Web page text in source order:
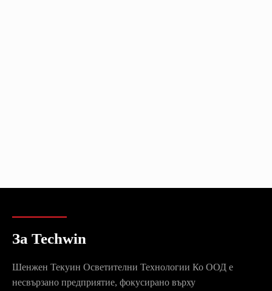
За Techwin
Шенжен Текуин Осветителни Технологии Ко ООД е
несвързано предприятие, фокусирано върху